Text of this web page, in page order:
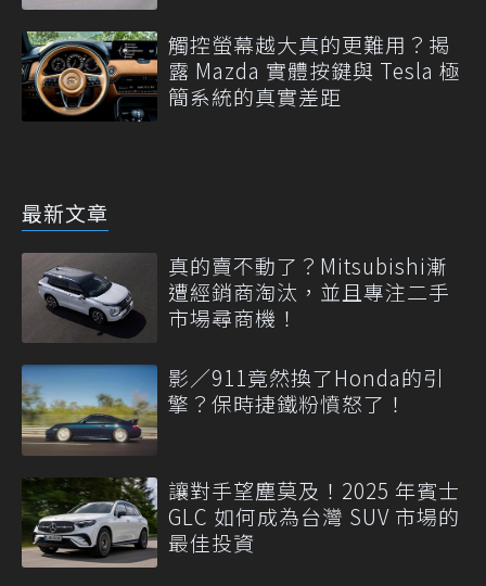
觸控螢幕越大真的更難用？揭
露 Mazda 實體按鍵與 Tesla 極
簡系統的真實差距
最新文章
真的賣不動了？Mitsubishi漸
遭經銷商淘汰，並且專注二手
市場尋商機！
影／911竟然換了Honda的引
擎？保時捷鐵粉憤怒了！
讓對手望塵莫及！2025 年賓士
GLC 如何成為台灣 SUV 市場的
最佳投資